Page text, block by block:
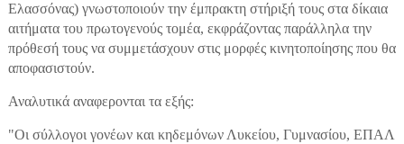
Ελασσόνας) γνωστοποιούν την έμπρακτη στήριξή τους στα δίκαια
αιτήματα του πρωτογενούς τομέα, εκφράζοντας παράλληλα την
πρόθεσή τους να συμμετάσχουν στις μορφές κινητοποίησης που θα
αποφασιστούν.
Αναλυτικά αναφερονται τα εξής:
"Οι σύλλογοι γονέων και κηδεμόνων Λυκείου, Γυμνασίου, ΕΠΑΛ